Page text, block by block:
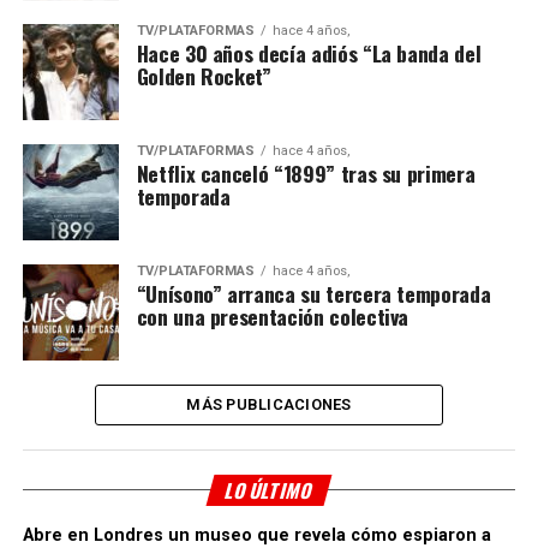
TV/PLATAFORMAS hace 4 años,
Hace 30 años decía adiós “La banda del
Golden Rocket”
TV/PLATAFORMAS hace 4 años,
Netflix canceló “1899” tras su primera
temporada
TV/PLATAFORMAS hace 4 años,
“Unísono” arranca su tercera temporada
con una presentación colectiva
MÁS PUBLICACIONES
LO ÚLTIMO
Abre en Londres un museo que revela cómo espiaron a